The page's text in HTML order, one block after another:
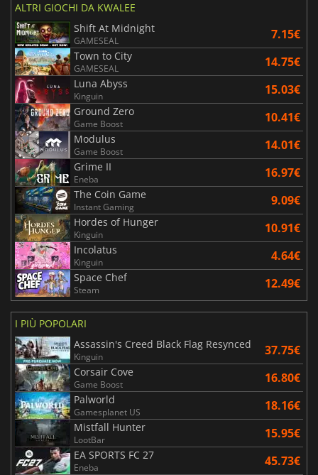
ALTRI GIOCHI DA KWALEE
Shift At Midnight
GAMESEAL 7.15€
Town to City
GAMESEAL 14.75€
Luna Abyss
Kinguin 15.03€
Ground Zero
Game Boost 10.41€
Modulus
Game Boost 14.01€
Grime II
Eneba 16.97€
The Coin Game
Instant Gaming 9.09€
Hordes of Hunger
Kinguin 10.91€
Incolatus
Kinguin 4.64€
Space Chef
Steam 12.49€
I PIÙ POPOLARI
Assassin's Creed Black Flag Resynced
Kinguin 37.75€
Corsair Cove
Game Boost 16.80€
Palworld
Gamesplanet US 18.16€
Mistfall Hunter
LootBar 15.95€
EA SPORTS FC 27
Eneba 45.73€